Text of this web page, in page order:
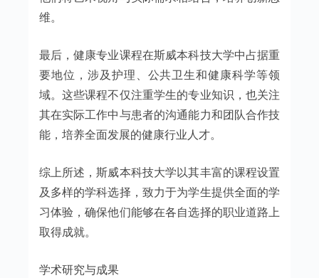
维。
最后，健康专业课程在斯威本科技大学中占据重
要地位，涉及护理、公共卫生和健康科学等领
域。这些课程不仅注重学生的专业知识，也关注
其在实际工作中与患者的沟通能力和团队合作技
能，培养全面发展的健康行业人才。
综上所述，斯威本科技大学以其丰富的课程设置
及多样的学科选择，致力于为学生提供全面的学
习体验，确保他们能够在各自选择的职业道路上
取得成就。
学术研究与成果